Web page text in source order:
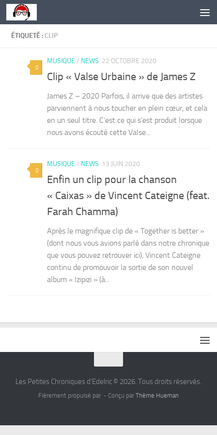
Skip to content
ÉTIQUETÉ : CLIP
0
MUSIQUE / NEWS 22 OCTOBRE 2020
Clip « Valse Urbaine » de James Z
James Z – 2020 Parfois, il arrive que des artistes
parviennent à nous toucher en plein cœur, et cela
en un seul titre. C’est ce qui s’est produit lorsque
nous avons écouté cette Valse...
0
MUSIQUE / NEWS 13 JUIN 2020
Enfin un clip pour la chanson
« Caixas » de Vincent Cateigne (feat.
Farah Chamma)
Après le magnifique clip de « Together is better »
(dont nous vous avions parlé dans notre chronique
que vous pouvez retrouver ici), Vincent Cateigne
continu de promouvoir la sortie de son nouvel
album « Izipizi » (à...
Les Petites Chroniques d'Edelric © 2026. Tous droits réservés.
Fièrement propulsé par - Conçu par Thème Hueman